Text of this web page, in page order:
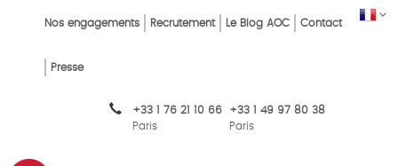
content
FR
Top
Menu
FR
Nos engagements Recrutement Le Blog AOC Contact
Presse
+33 1 76 21 10 66
Paris
+33 1 49 97 80 38
Paris